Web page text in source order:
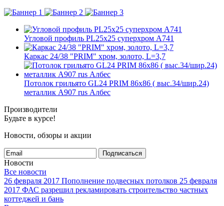
Угловой профиль PL25х25 суперхром А741
Каркас 24/38 "PRIM" хром, золото, L=3,7
Потолок грильято GL24 PRIM 86х86 ( выс.34/шир.24)
металлик А907 rus Албес
Производители
Будьте в курсе!
Новости, обзоры и акции
Подписаться
Новости
Все новости
26 февраля 2017 Пополнение подвесных потолков 25 февраля
2017 ФАС разрешил рекламировать строительство частных
коттеджей и бань